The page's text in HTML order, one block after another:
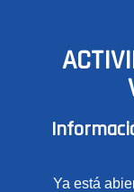
Ya está